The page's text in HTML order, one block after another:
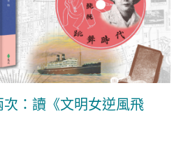
：讀《文明女逆風飛